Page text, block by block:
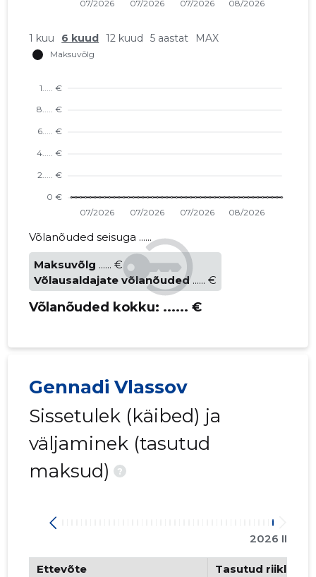
1 kuu 6 kuud 12 kuud 5 aastat MAX
Võlanõuded seisuga ......
Maksuvõlg ...... €
Võlausaldajate võlanõuded ...... €
Võlanõuded kokku: ...... €
Gennadi Vlassov
Sissetulek (käibed) ja
väljaminek (tasutud
maksud)
?
2026 II
Ettevõte
Tasutud riiklikud